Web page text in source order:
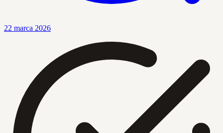
22 marca 2026